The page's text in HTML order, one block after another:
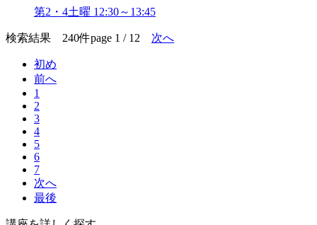
第2・4土曜 12:30～13:45
検索結果 240件page 1 / 12 次へ
初め
前へ
1
2
3
4
5
6
7
次へ
最後